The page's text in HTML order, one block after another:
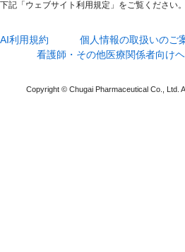
記「ウェブサイト利用規定」をご覧ください。
利用規約 個人情報の取扱いのご
看護師・その他医療関係者向け
Copyright © Chugai Pharmaceutical Co., Ltd.